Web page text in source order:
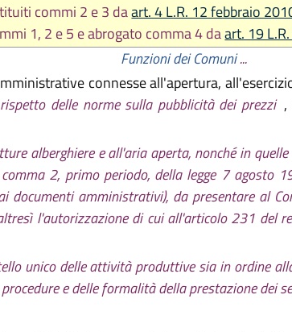
commi 2 e 3 daart. 4 L.R. 12 febbraio
1, 2 e 5 e abrogato comma 4 daart. 19
Funzioni dei Comuni...
connesse all'apertura,
delle norme sulla pubblicità dei prezzi ,
alberghiere e all'aria aperta, nonché in
2, primo periodo, della legge 7 agosto
amministrativi), da presentare al
l'autorizzazione di cui all'articolo 231 del
unico delle attività produttive sia in ordine
e delle formalità della prestazione dei